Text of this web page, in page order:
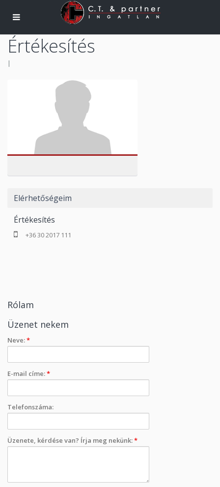
Értékesítés
|
Elérhetőségeim
Értékesítés
+36 30 2017 111
Rólam
Üzenet nekem
Neve:*
E-mail címe:*
Telefonszáma:
Üzenete, kérdése van? Írja meg nekünk:*